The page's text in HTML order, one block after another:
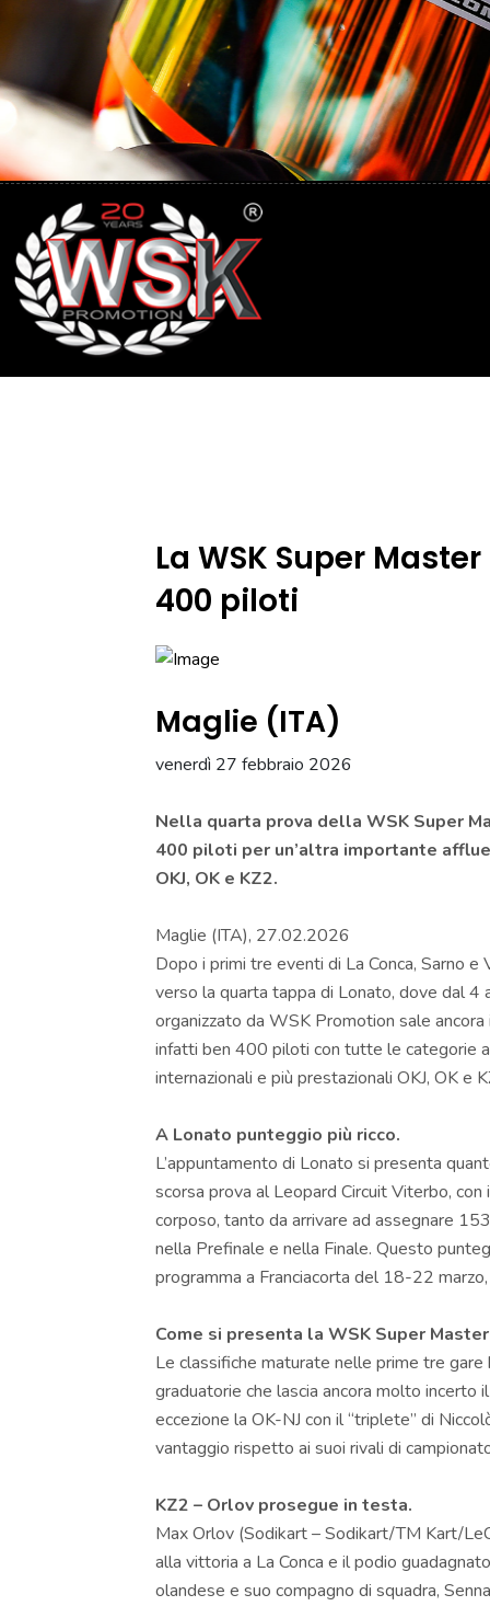
La WSK Super
400 piloti
Maglie (ITA)
venerdì 27 febbraio 2026
Nella quarta prova della WSK Super
400 piloti per un’altra importante
OKJ, OK e KZ2.
Maglie (ITA), 27.02.2026
Dopo i primi tre eventi di La Conca, Sarno
verso la quarta tappa di Lonato, dove dal 4
organizzato da WSK Promotion sale
infatti ben 400 piloti con tutte le categorie
internazionali e più prestazionali OKJ, OK e
A Lonato punteggio più ricco.
L’appuntamento di Lonato si presenta
scorsa prova al Leopard Circuit Viterbo,
corposo, tanto da arrivare ad assegnare
nella Prefinale e nella Finale. Questo
programma a Franciacorta del 18-22
Come si presenta la WSK Super
Le classifiche maturate nelle prime tre
graduatorie che lascia ancora molto
eccezione la OK-NJ con il “triplete” di
vantaggio rispetto ai suoi rivali di
KZ2 – Orlov prosegue in testa.
Max Orlov (Sodikart – Sodikart/TM Kart/
alla vittoria a La Conca e il podio
olandese e suo compagno di squadra,